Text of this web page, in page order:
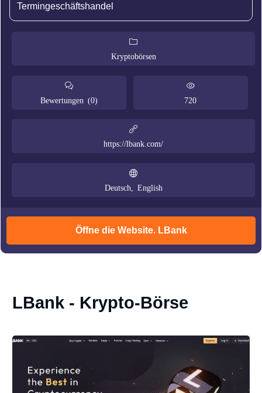
Termingeschäftshandel
Kryptobörsen
Bewertungen (0) 720
https://lbank.com/
Deutsch, English
Öffne die Website. LBank
LBank - Krypto-Börse